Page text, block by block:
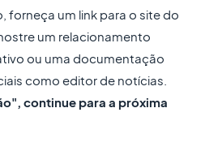
forneça um link para o site do
um relacionamento
ou uma documentação
como editor de notícias.
continue para a próxima